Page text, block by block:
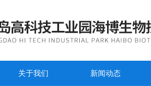
关于我们 新闻动态